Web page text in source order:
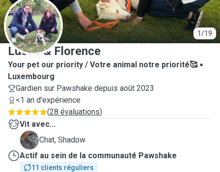
1/19
L
Lucas & Florence
Your pet our priority / Votre animal notre priorité🥰
Luxembourg
Gardien sur Pawshake depuis août 2023
<1 an d'expérience
(28 évaluations)
Vit avec...
S
Chat, Shadow
Actif au sein de la communauté Pawshake
11 clients réguliers